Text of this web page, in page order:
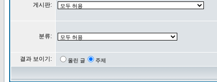
게시판:
분류:
결과 보이기: 올린 글 주제